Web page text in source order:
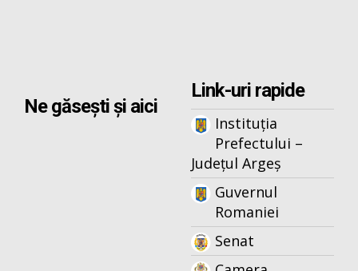
Ne găsești și aici
Link-uri rapide
Instituția
Prefectului –
Județul Argeș
Guvernul
Romaniei
Senat